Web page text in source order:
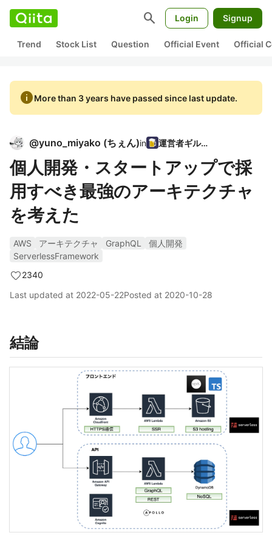
search Login Signup
Trend Stock List Question Official Event Official
infoMore than 3 years have passed since last update.
@yuno_miyako (ちぇん)in 運営者ギルド
個人開発・スタートアップで採
用すべき最強のアーキテクチャ
を考えた
AWS アーキテクチャ GraphQL
個人開発
ServerlessFramework
2340
Last updated at 2022-05-22Posted at 2020-10-28
結論